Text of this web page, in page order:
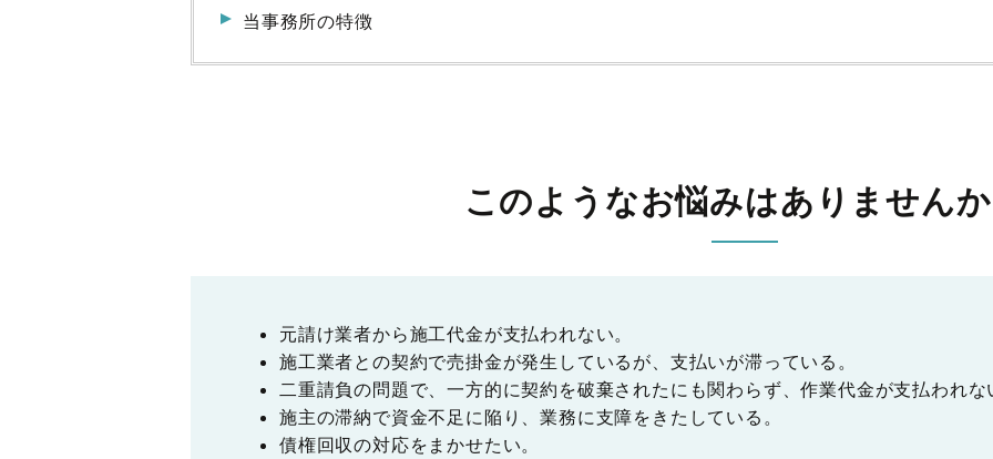
当事務所の特徴
このようなお悩みはありません
元請け業者から施工代金が支払われない。
施工業者との契約で売掛金が発生しているが、支払いが滞っている。
二重請負の問題で、一方的に契約を破棄されたにも関わらず、作業代金が支払われな
施主の滞納で資金不足に陥り、業務に支障をきたしている。
債権回収の対応をまかせたい。